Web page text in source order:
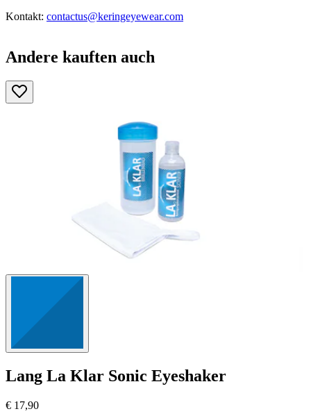
Kontakt: contactus@keringeyewear.com
Andere kauften auch
Lang La Klar Sonic Eyeshaker
€ 17,90